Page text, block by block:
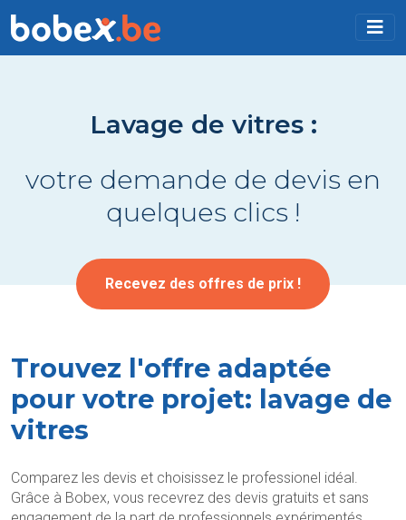
Lavage de vitres :
votre demande de devis en
quelques clics !
Recevez des offres de prix !
Trouvez l'offre adaptée
pour votre projet: lavage de
vitres
Comparez les devis et choisissez le professionel idéal.
Grâce à Bobex, vous recevrez des devis gratuits et sans